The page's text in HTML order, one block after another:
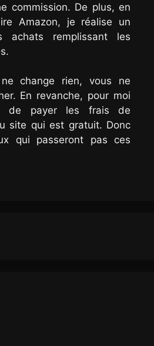
commission. De plus, en
Amazon, je réalise un
achats remplissant les
change rien, vous ne
En revanche, pour moi
de payer les frais de
site qui est gratuit. Donc
qui passeront pas ces